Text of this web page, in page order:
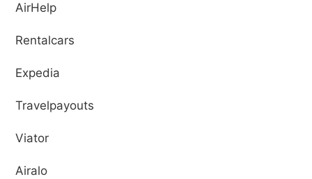
AirHelp
Rentalcars
Expedia
Travelpayouts
Viator
Airalo